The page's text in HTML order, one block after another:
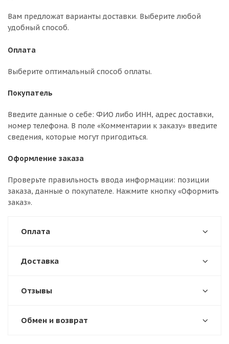
Вам предложат варианты доставки. Выберите любой
удобный способ.
Оплата
Выберите оптимальный способ оплаты.
Покупатель
Введите данные о себе: ФИО либо ИНН, адрес доставки,
номер телефона. В поле «Комментарии к заказу» введите
сведения, которые могут пригодиться.
Оформление заказа
Проверьте правильность ввода информации: позиции
заказа, данные о покупателе. Нажмите кнопку «Оформить
заказ».
Оплата
Доставка
Отзывы
Обмен и возврат